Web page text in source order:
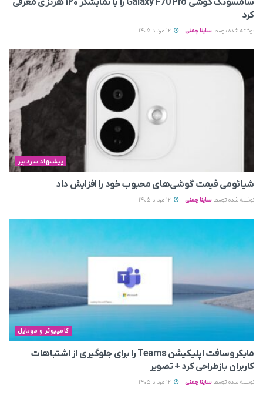
کرد
نوشته شده توسط ساینا چمنی
پیشنهاد سردبیر
شیائومی قیمت گوشی‌های محبوب خود را افزایش داد
نوشته شده توسط ساینا چمنی
کامپیوتر و موبایل
مایکروسافت اپلیکیشن Teams را برای جلوگیری از اشتباهات
کاربران بازطراحی کرد + تصویر
نوشته شده توسط ساینا چمنی